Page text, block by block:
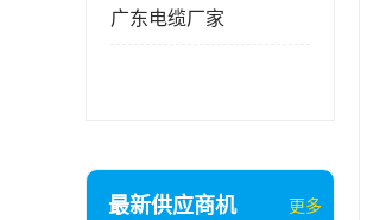
广东电缆厂家
最新供应商机 更多